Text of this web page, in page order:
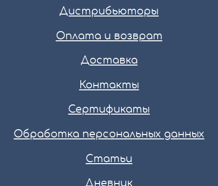
Дистрибьюторы
Оплата и возврат
Доставка
Контакты
Сертификаты
Обработка персональных данных
Статьи
Дневник